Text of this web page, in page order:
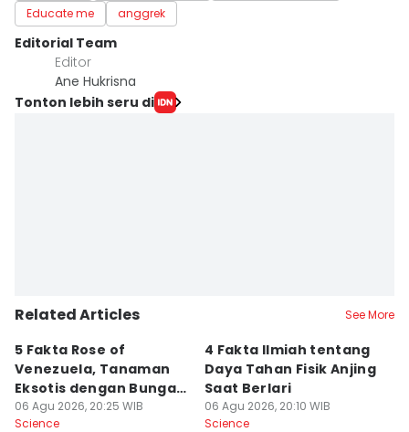
Educate me
anggrek
Editorial Team
Editor
Ane Hukrisna
Tonton lebih seru di
Related Articles See More
5 Fakta Rose of
Venezuela, Tanaman
Eksotis dengan Bunga
Merah Menyala
06 Agu 2026, 20:25 WIB
Science
4 Fakta Ilmiah tentang
Daya Tahan Fisik Anjing
Saat Berlari
06 Agu 2026, 20:10 WIB
Science